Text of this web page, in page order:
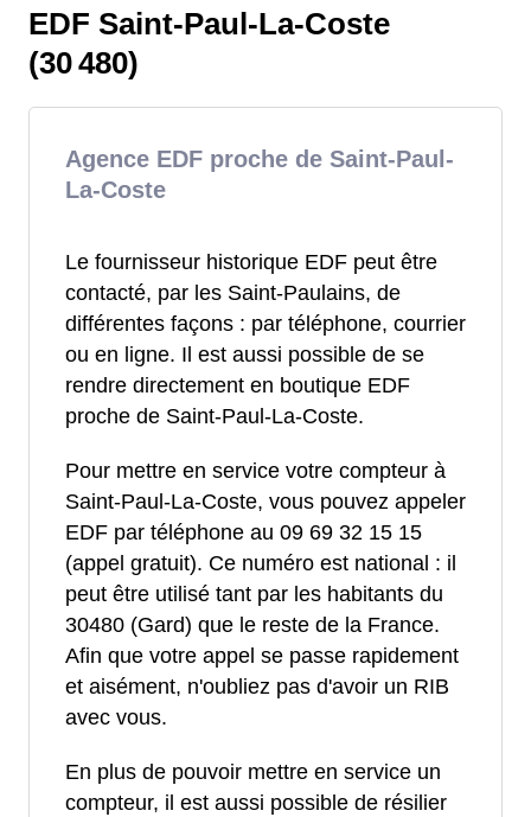
EDF Saint-Paul-La-Coste
(30 480)
Agence EDF proche de Saint-Paul-
La-Coste
Le fournisseur historique EDF peut être
contacté, par les Saint-Paulains, de
différentes façons : par téléphone, courrier
ou en ligne. Il est aussi possible de se
rendre directement en boutique EDF
proche de Saint-Paul-La-Coste.
Pour mettre en service votre compteur à
Saint-Paul-La-Coste, vous pouvez appeler
EDF par téléphone au 09 69 32 15 15
(appel gratuit). Ce numéro est national : il
peut être utilisé tant par les habitants du
30480 (Gard) que le reste de la France.
Afin que votre appel se passe rapidement
et aisément, n'oubliez pas d'avoir un RIB
avec vous.
En plus de pouvoir mettre en service un
compteur, il est aussi possible de résilier